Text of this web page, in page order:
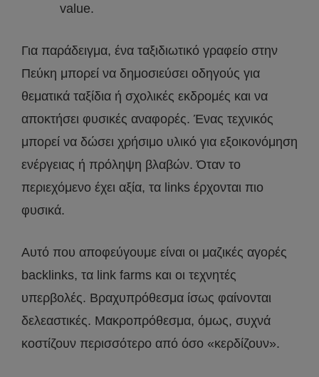
value.
Για παράδειγμα, ένα ταξιδιωτικό γραφείο στην
Πεύκη μπορεί να δημοσιεύσει οδηγούς για
θεματικά ταξίδια ή σχολικές εκδρομές και να
αποκτήσει φυσικές αναφορές. Ένας τεχνικός
μπορεί να δώσει χρήσιμο υλικό για εξοικονόμηση
ενέργειας ή πρόληψη βλαβών. Όταν το
περιεχόμενο έχει αξία, τα links έρχονται πιο
φυσικά.
Αυτό που αποφεύγουμε είναι οι μαζικές αγορές
backlinks, τα link farms και οι τεχνητές
υπερβολές. Βραχυπρόθεσμα ίσως φαίνονται
δελεαστικές. Μακροπρόθεσμα, όμως, συχνά
κοστίζουν περισσότερο από όσο «κερδίζουν».